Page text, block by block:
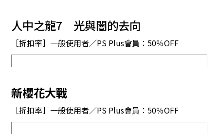
人中之龍7 光與闇的去向
［折扣率］一般使用者／PS Plus會員：50％OFF
新櫻花大戰
［折扣率］一般使用者／PS Plus會員：50％OFF